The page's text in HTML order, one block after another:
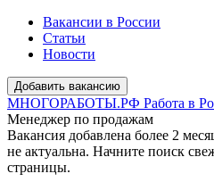
Вакансии в России
Статьи
Новости
МНОГОРАБОТЫ.РФ Работа в
Менеджер по продажам
Вакансия добавлена более 2
не актуальна. Начните поиск
страницы.